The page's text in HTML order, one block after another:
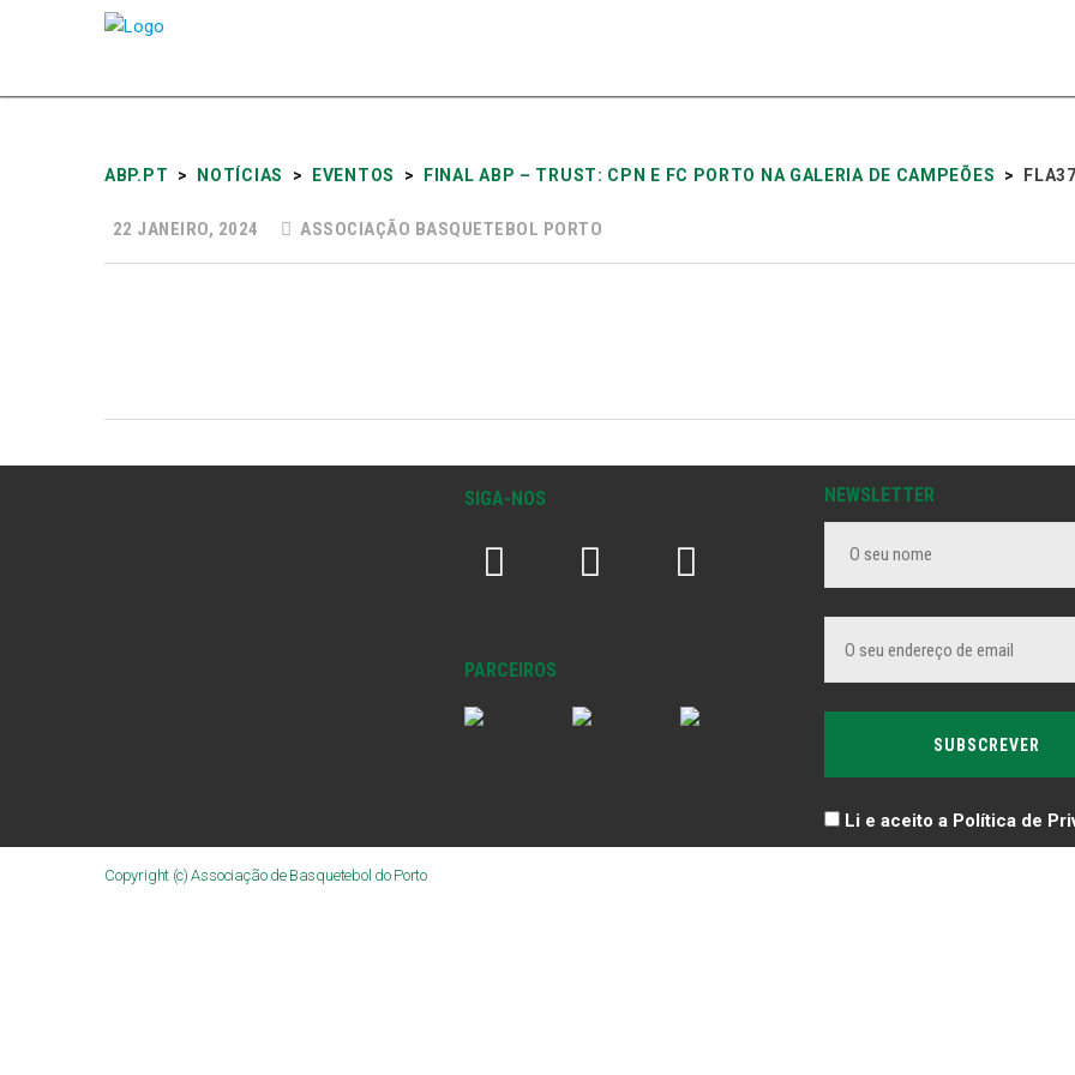
ABP.PT > NOTÍCIAS > EVENTOS > FINAL ABP – TRUST: CPN E FC PORTO NA GALERIA DE CAMPEÕES >
22 JANEIRO, 2024 ASSOCIAÇÃO BASQUETEBOL PORTO
SIGA-NOS
PARCEIROS
NEWSLETTER
Li e aceito a Política de
Copyright (c) Associação de Basquetebol do Porto